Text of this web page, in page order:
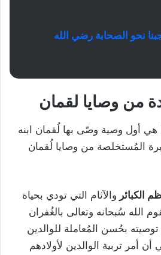
نحو الصحابة رضي الله
من وصايا لقمان
هي أول وصية وصّى بها لُقمان ابنه
المُستخلصة من وصايا لُقمان
الكبائر والآثام التي تودي بحياة
الله سُبحانه وتعالى بالغُفران
بحُسن المُعاملة للوالدين
أن أمر تربية الوالدين لأولادهم